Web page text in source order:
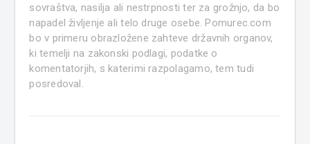
sovraštva, nasilja ali nestrpnosti ter za grožnjo, da bo
napadel življenje ali telo druge osebe. Pomurec.com
bo v primeru obrazložene zahteve državnih organov,
ki temelji na zakonski podlagi, podatke o
komentatorjih, s katerimi razpolagamo, tem tudi
posredoval.